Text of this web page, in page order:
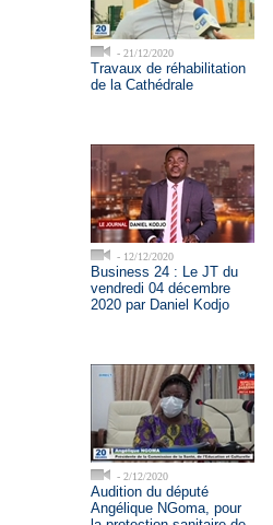
- 21/12/2020
Travaux de réhabilitation
de la Cathédrale
- 12/12/2020
Business 24 : Le JT du
vendredi 04 décembre
2020 par Daniel Kodjo
- 2/12/2020
Audition du député
Angélique NGoma, pour